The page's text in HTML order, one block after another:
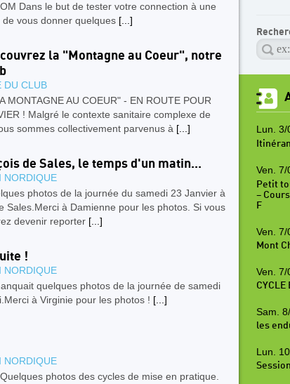
Dans le but de tester votre connection à une
vous donner quelques [...]
la "Montagne au Coeur", notre
DU CLUB
MONTAGNE AU COEUR" - EN ROUTE POUR
! Malgré le contexte sanitaire complexe de
sommes collectivement parvenus à [...]
de Sales, le temps d'un matin...
NORDIQUE
photos de la journée du samedi 23 Janvier à
Sales.Merci à Damienne pour les photos. Si vous
devenir reporter [...]
!
NORDIQUE
quelques photos de la journée de samedi
à Virginie pour les photos ! [...]
NORDIQUE
photos des cycles de mise en pratique.
Lun. 3/
Ven. 7/
Petit
–
F
Ven. 7/
Mont
Ven. 7/
Sam.
les
Lun.